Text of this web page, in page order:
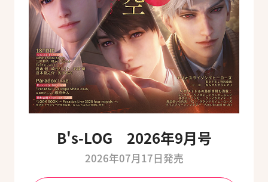
B's-LOG 2026年9月号
2026年07月17日発売